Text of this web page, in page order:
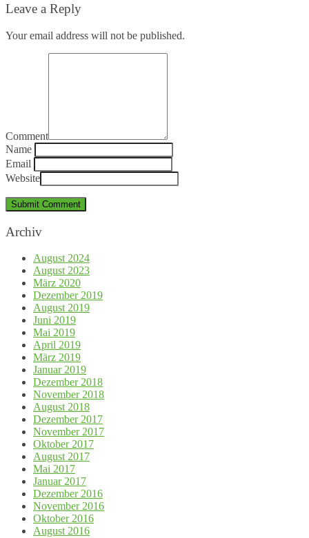
Leave a Reply
Your email address will not be published.
Comment
Name
Email
Website
Archiv
August 2024
August 2023
März 2020
Dezember 2019
August 2019
Juni 2019
Mai 2019
April 2019
März 2019
Januar 2019
Dezember 2018
November 2018
August 2018
Dezember 2017
November 2017
Oktober 2017
August 2017
Mai 2017
Januar 2017
Dezember 2016
November 2016
Oktober 2016
August 2016